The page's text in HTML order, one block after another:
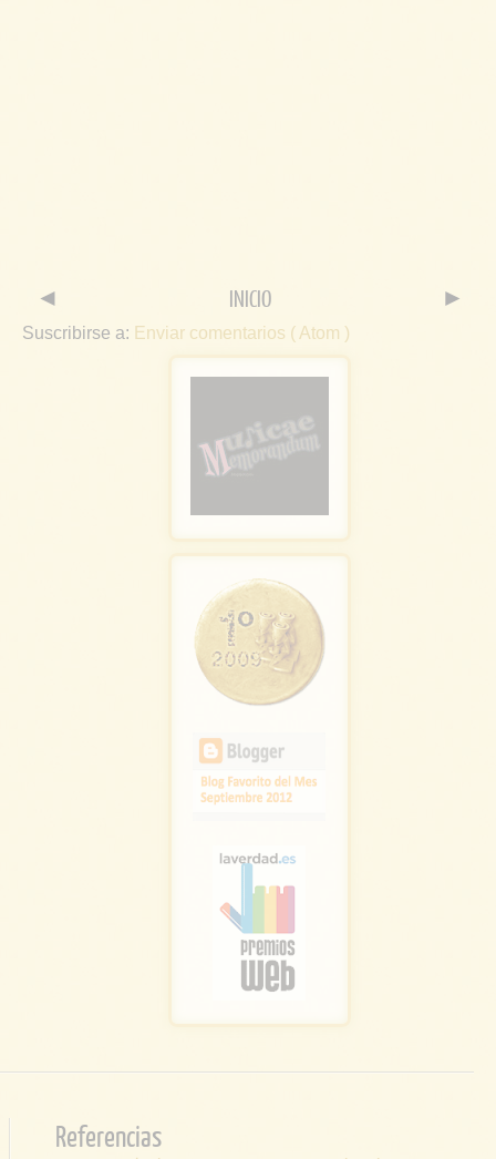
◄ ►
INICIO
Suscribirse a: Enviar comentarios ( Atom )
Referencias